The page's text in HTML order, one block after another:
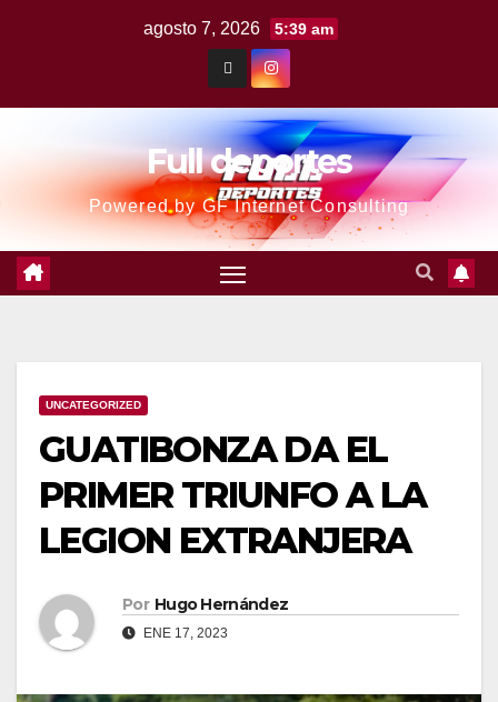
agosto 7, 2026 5:39 am
Full deportes
Powered by GF Internet Consulting
UNCATEGORIZED
GUATIBONZA DA EL
PRIMER TRIUNFO A LA
LEGION EXTRANJERA
Por Hugo Hernández
ENE 17, 2023